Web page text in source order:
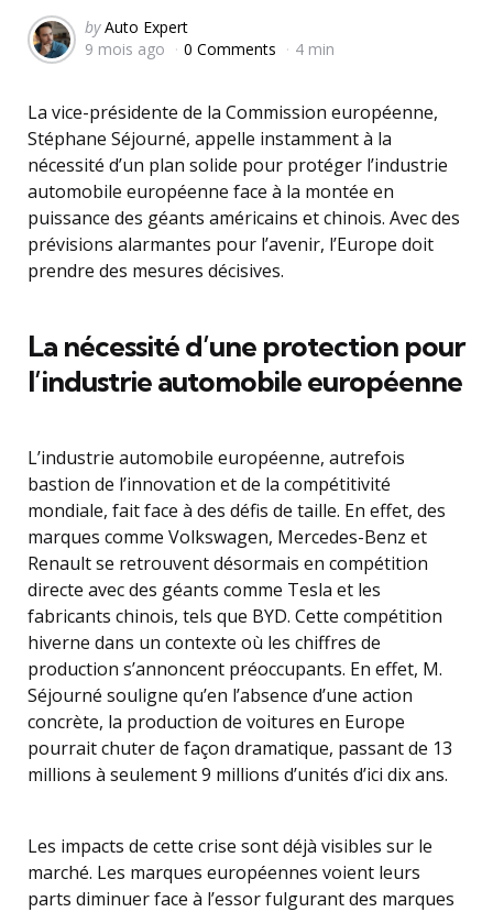
Posted
by
by Auto Expert
9 mois ago
0 Comments 4 min
La vice-présidente de la Commission européenne,
Stéphane Séjourné, appelle instamment à la
nécessité d’un plan solide pour protéger l’industrie
automobile européenne face à la montée en
puissance des géants américains et chinois. Avec des
prévisions alarmantes pour l’avenir, l’Europe doit
prendre des mesures décisives.
La nécessité d’une protection pour
l’industrie automobile européenne
L’industrie automobile européenne, autrefois
bastion de l’innovation et de la compétitivité
mondiale, fait face à des défis de taille. En effet, des
marques comme Volkswagen, Mercedes-Benz et
Renault se retrouvent désormais en compétition
directe avec des géants comme Tesla et les
fabricants chinois, tels que BYD. Cette compétition
hiverne dans un contexte où les chiffres de
production s’annoncent préoccupants. En effet, M.
Séjourné souligne qu’en l’absence d’une action
concrète, la production de voitures en Europe
pourrait chuter de façon dramatique, passant de 13
millions à seulement 9 millions d’unités d’ici dix ans.
Les impacts de cette crise sont déjà visibles sur le
marché. Les marques européennes voient leurs
parts diminuer face à l’essor fulgurant des marques